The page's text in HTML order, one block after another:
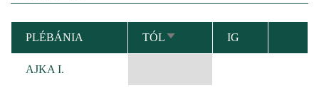
PLÉBÁNIA TÓLNÖVEKVŐ
RENDEZÉS
IG
AJKA I.